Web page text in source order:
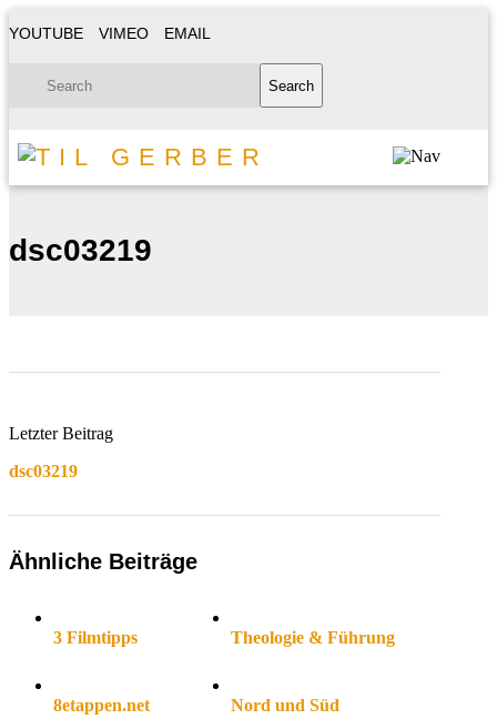
YOUTUBE VIMEO EMAIL
dsc03219
Letzter Beitrag
dsc03219
Ähnliche Beiträge
3 Filmtipps Theologie & Führung
8etappen.net Nord und Süd